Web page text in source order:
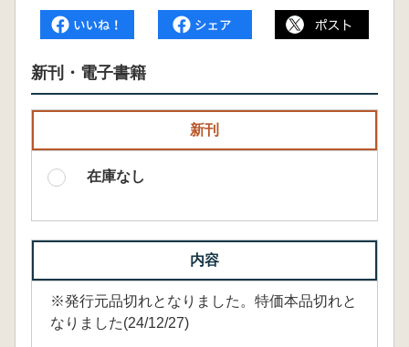
新刊・電子書籍
新刊
在庫なし
内容
※発行元品切れとなりました。特価本品切れと
なりました(24/12/27)